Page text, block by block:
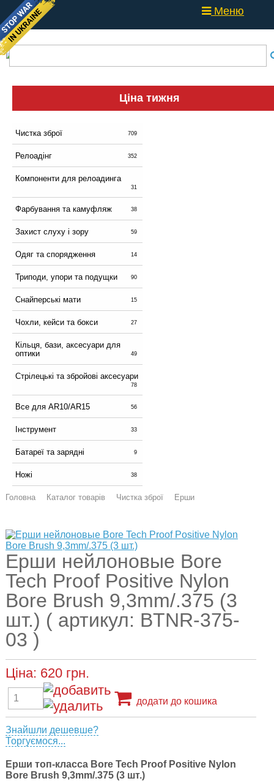
Меню
Ціна тижня
Чистка зброї 709
Релоадінг 352
Компоненти для релоадинга
31
Фарбування та камуфляж 38
Захист слуху і зору 59
Одяг та спорядження 14
Триподи, упори та подущки 90
Снайперські мати 15
Чохли, кейси та бокси 27
Кільця, бази, аксесуари для
оптики
49
Стрілецькі та збройові аксесуари
78
Все для AR10/AR15 56
Інструмент 33
Батареї та зарядні 9
Ножі 38
Головна Каталог товарів Чистка зброї Ерши
Ерши нейлоновые Bore
Tech Proof Positive Nylon
Bore Brush 9,3mm/.375 (3
шт.) ( артикул: BTNR-375-
03 )
Ціна: 620 грн.
додати до кошика
Знайшли дешевше?
Торгуємося...
Ерши топ-класса Bore Tech Proof Positive Nylon
Bore Brush 9,3mm/.375 (3 шт.)